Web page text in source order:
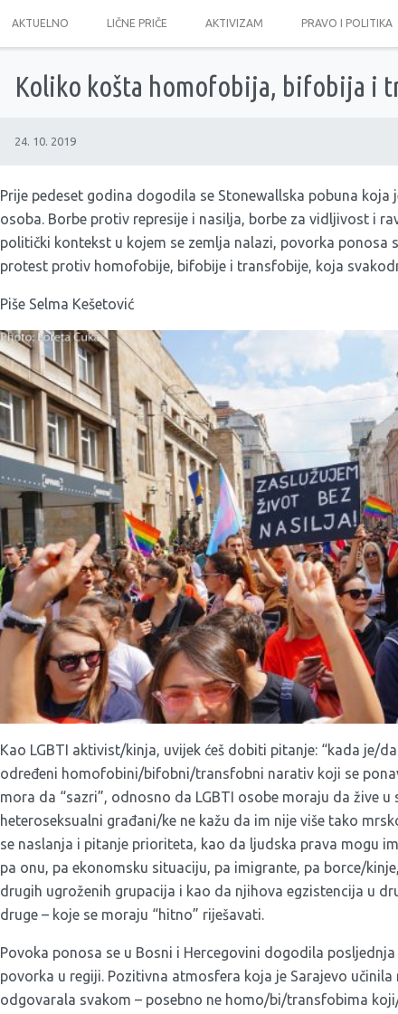
AKTUELNO LIČNE PRIČE AKTIVIZAM PRAVO I POLITIKA
Koliko košta homofobija, bifobija i
24. 10. 2019
Prije pedeset godina dogodila se Stonewallska pobuna koja
osoba. Borbe protiv represije i nasilja, borbe za vidljivost i
politički kontekst u kojem se zemlja nalazi, povorka ponosa
protest protiv homofobije, bifobije i transfobije, koja
Piše Selma Kešetović
Kao LGBTI aktivist/kinja, uvijek ćeš dobiti pitanje: “kada je/
određeni homofobini/bifobni/transfobni narativ koji se
mora da “sazri”, odnosno da LGBTI osobe moraju da žive
heteroseksualni građani/ke ne kažu da im nije više tako
se naslanja i pitanje prioriteta, kao da ljudska prava mogu
pa onu, pa ekonomsku situaciju, pa imigrante, pa borce/
drugih ugroženih grupacija i kao da njihova egzistencija u
druge – koje se moraju “hitno” riješavati.
Povoka ponosa se u Bosni i Hercegovini dogodila
povorka u regiji. Pozitivna atmosfera koja je Sarajevo
odgovarala svakom – posebno ne homo/bi/transfobima